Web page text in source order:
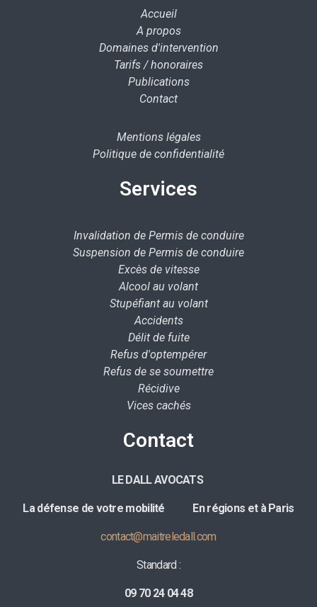
Accueil
A propos
Domaines d'intervention
Tarifs / honoraires
Publications
Contact
Mentions légales
Politique de confidentialité
Services
Invalidation de Permis de conduire
Suspension de Permis de conduire
Excès de vitesse
Alcool au volant
Stupéfiant au volant
Accidents
Délit de fuite
Refus d'optempérer
Refus de se soumettre
Récidive
Vices cachés
Contact
LE DALL AVOCATS
La défense de votre mobilité En régions et à Paris
contact@maitreledall.com
Standard :
09 70 24 04 48